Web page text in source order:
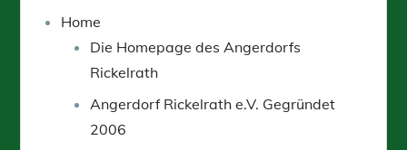
Home
Die Homepage des Angerdorfs
Rickelrath
Angerdorf Rickelrath e.V. Gegründet
2006